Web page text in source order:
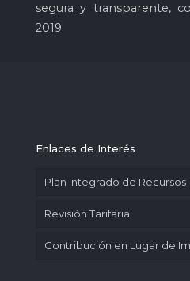
segura y transparente,
2019
Enlaces de Interés
Plan Integrado de Recursos
Revisión Tarifaria
Contribución en Lugar de